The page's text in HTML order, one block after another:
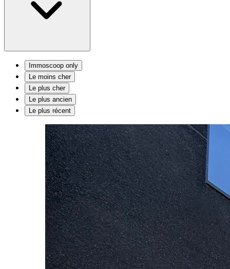
Immoscoop only
Le moins cher
Le plus cher
Le plus ancien
Le plus récent